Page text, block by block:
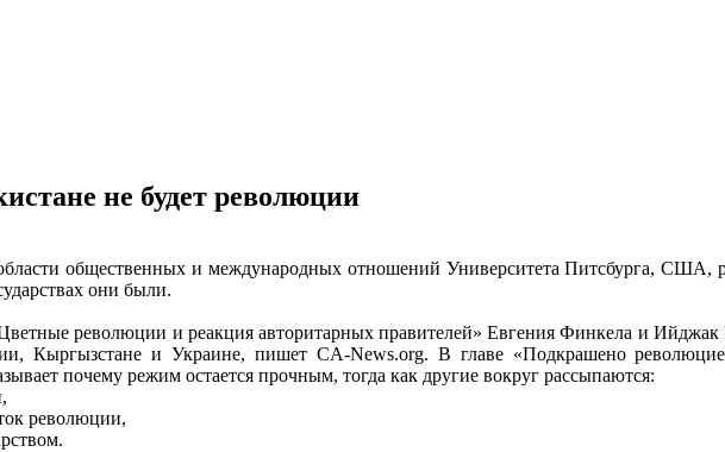
не будет революции
общественных и международных отношений Университета Питсбурга, США,
они были.
революции и реакция авторитарных правителей» Евгения Финкела и
Кыргызстане и Украине, пишет CA-News.org. В главе «Подкрашено
почему режим остается прочным, тогда как другие вокруг рассыпаются:
революции,